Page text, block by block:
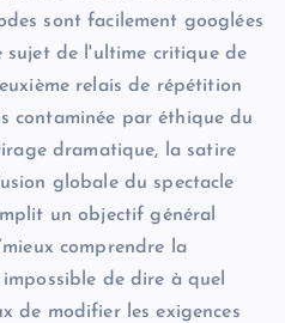
sont facilement googlées
sujet de l'ultime critique de
relais de répétition
contaminée par éthique du
dramatique, la satire
globale du spectacle
un objectif général
comprendre la
de dire à quel
de modifier les exigences